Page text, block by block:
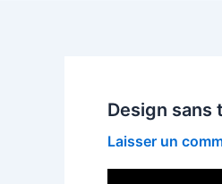
Design sans
Laisser un